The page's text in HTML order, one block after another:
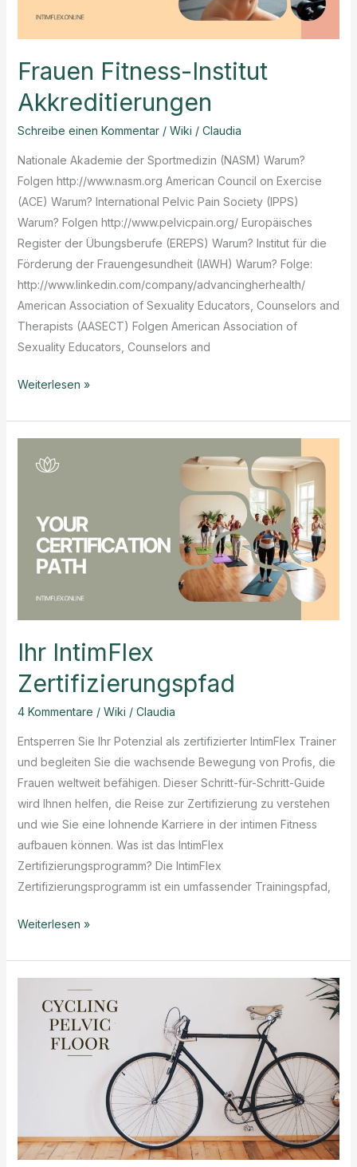
Frauen Fitness-Institut
Akkreditierungen
Schreibe einen Kommentar / Wiki / Claudia
Nationale Akademie der Sportmedizin (NASM) Warum?
Folgen http://www.nasm.org American Council on Exercise
(ACE) Warum? International Pelvic Pain Society (IPPS)
Warum? Folgen http://www.pelvicpain.org/ Europäisches
Register der Übungsberufe (EREPS) Warum? Institut für die
Förderung der Frauengesundheit (IAWH) Warum? Folge:
http://www.linkedin.com/company/advancingherhealth/
American Association of Sexuality Educators, Counselors and
Therapists (AASECT) Folgen American Association of
Sexuality Educators, Counselors and
Frauen
Institut
Weiterlesen »
Ihr IntimFlex
Zertifizierungspfad
4 Kommentare / Wiki / Claudia
Entsperren Sie Ihr Potenzial als zertifizierter IntimFlex Trainer
und begleiten Sie die wachsende Bewegung von Profis, die
Frauen weltweit befähigen. Dieser Schritt-für-Schritt-Guide
wird Ihnen helfen, die Reise zur Zertifizierung zu verstehen
und wie Sie eine lohnende Karriere in der intimen Fitness
aufbauen können. Was ist das IntimFlex
Zertifizierungsprogramm? Die IntimFlex
Zertifizierungsprogramm ist ein umfassender Trainingspfad,
Ihr
Zertifizierungspfad
Weiterlesen »